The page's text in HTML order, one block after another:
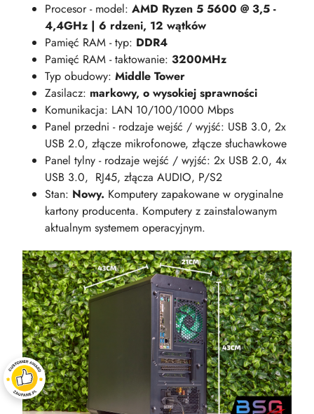
Procesor - model: AMD Ryzen 5 5600 @ 3,5 -
4,4GHz | 6 rdzeni, 12 wątków
Pamięć RAM - typ: DDR4
Pamięć RAM - taktowanie: 3200MHz
Typ obudowy: Middle Tower
Zasilacz: markowy, o wysokiej sprawności
Komunikacja: LAN 10/100/1000 Mbps
Panel przedni - rodzaje wejść / wyjść: USB 3.0, 2x
USB 2.0, złącze mikrofonowe, złącze słuchawkowe
Panel tylny - rodzaje wejść / wyjść: 2x USB 2.0, 4x
USB 3.0, RJ45, złącza AUDIO, P/S2
Stan: Nowy. Komputery zapakowane w oryginalne
kartony producenta. Komputery z zainstalowanym
aktualnym systemem operacyjnym.